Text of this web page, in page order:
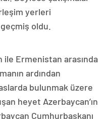
yerleri
oldu.
ile Ermenistan arasında
ardından
bulunmak üzere
heyet Azerbaycan’ın
Cumhurbaşkanı